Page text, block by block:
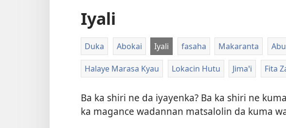
Iyali
Duka Abokai Iyali fasaha Makaranta
Halaye Marasa Kyau Lokacin Hutu Jimaꞌi Fita
Ba ka shiri ne da iyayenka? Ba ka shiri ne
ka magance wadannan matsalolin da kuma